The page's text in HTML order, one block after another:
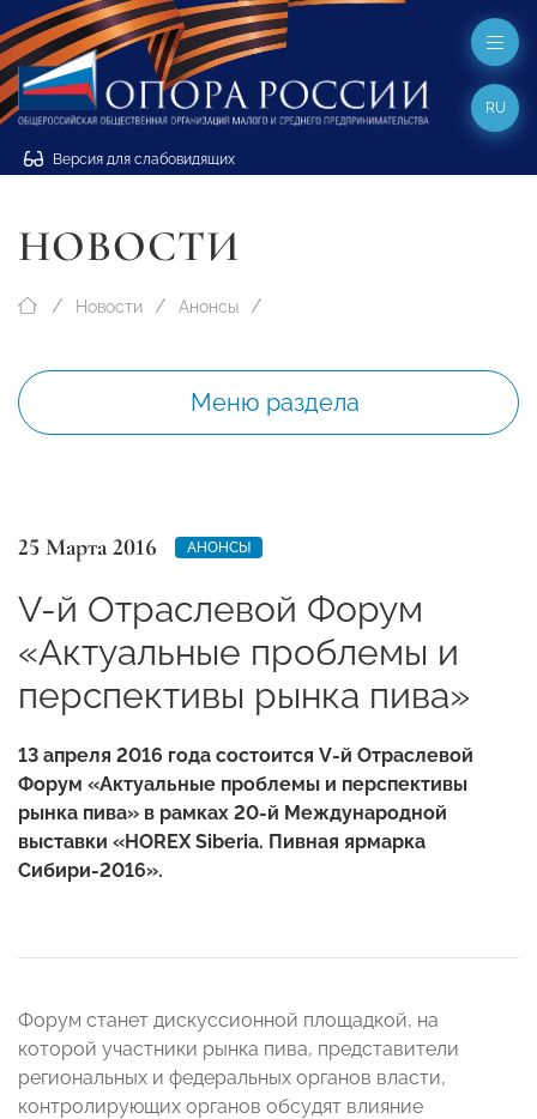
Версия для слабовидящих
RU
НОВОСТИ
Новости Анонсы
Меню раздела
25 Марта 2016 АНОНСЫ
V-й Отраслевой Форум
«Актуальные проблемы и
перспективы рынка пива»
13 апреля 2016 года состоится V-й Отраслевой
Форум «Актуальные проблемы и перспективы
рынка пива» в рамках 20-й Международной
выставки «HOREX Siberia. Пивная ярмарка
Сибири-2016».
Форум станет дискуссионной площадкой, на
которой участники рынка пива, представители
региональных и федеральных органов власти,
контролирующих органов обсудят влияние